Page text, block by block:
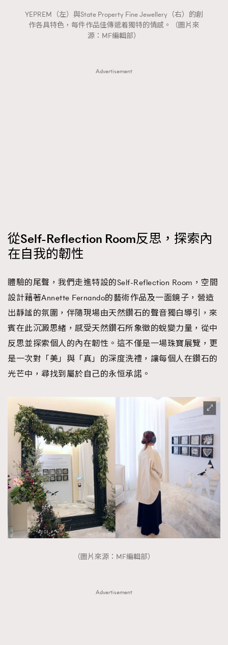
YEPREM（左）與State Property Fine Jewellery（右）的創
作各具特色，每件作品佳傳遞着獨特的情感。（圖片來
源：MF編輯部）
Advertisement
從Self-Reflection Room反思，探索內
在自我的韌性
體驗的尾聲，我們走進特設的Self-Reflection Room，空間
設計藉著Annette Fernando的藝術作品及一面鏡子，營造
出靜謐的氛圍，伴隨現場由天然鑽石的聲音獨白導引，來
賓在此沉澱思緒，感受天然鑽石所象徵的蛻變力量，從中
反思並探索個人的內在韌性。這不僅是一場珠寶展覽，更
是一次對「美」與「真」的深度洗禮，讓每個人在鑽石的
光芒中，尋找到屬於自己的永恒承諾。
（圖片來源：MF編輯部）
Advertisement